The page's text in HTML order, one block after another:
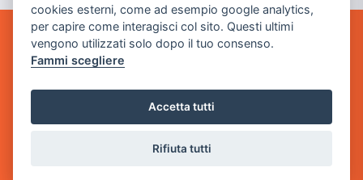
POWER GAME SRL
Sede Legale
via Villaggio dei Platani, 3
- 25014 Castenedolo, Brescia
cookies esterni, come ad esempio google analytics,
per capire come interagisci col sito. Questi ultimi
vengono utilizzati solo dopo il tuo consenso.
Fammi scegliere
Accetta tutti
Rifiuta tutti